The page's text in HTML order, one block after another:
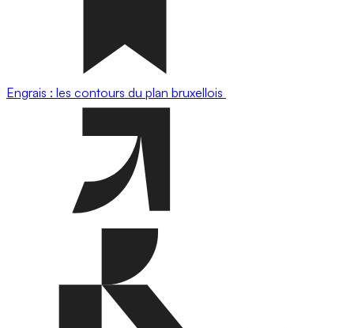
Engrais : les contours du plan bruxellois